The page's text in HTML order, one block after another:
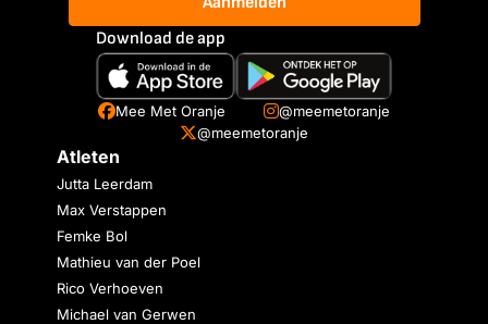
Download de app
Mee Met Oranje
@meemetoranje
@meemetoranje
Atleten
Jutta Leerdam
Max Verstappen
Femke Bol
Mathieu van der Poel
Rico Verhoeven
Michael van Gerwen